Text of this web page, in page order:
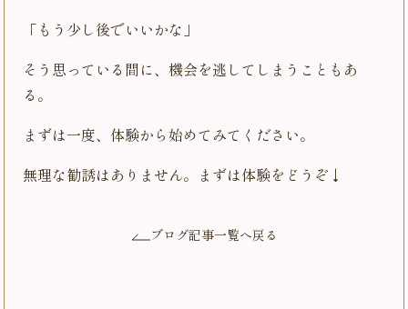
「もう少し後でいいかな」
そう思っている間に、機会を逃してしまうこともあ
る。
まずは一度、体験から始めてみてください。
無理な勧誘はありません。まずは体験をどうぞ↓
ブログ記事一覧へ戻る